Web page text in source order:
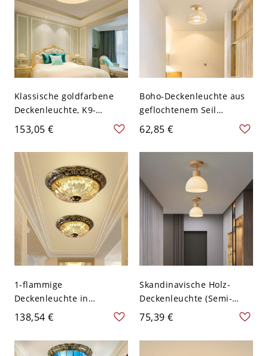
Klassische goldfarbene
Deckenleuchte, K9-
Kristallakzente &
mattierter, gemusterter
Glasschirm - 110V-120V
40,64 cm Dampfdom
153,05 €
Boho-Deckenleuchte aus
geflochtenem Seil
(bündig), Küstenstil-
Halbbündigleuchte mit
Massivholzsockel - 110V-
120V 22,86 cm
62,85 €
1-flammige
Deckenleuchte in
Kuppelform mit
Kristallschirm und
Messingfassung, 110–120
V
138,54 €
Skandinavische Holz-
Deckenleuchte (Semi-
Flush), Deckenlampe mit
geriffeltem weißem Glas
für Flur, Schlafzimmer,
75,39 €